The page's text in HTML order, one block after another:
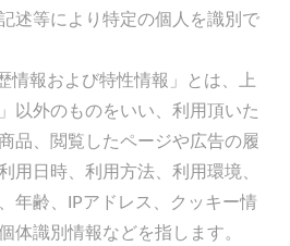
述等により特定の個人を識別で
情報および特性情報」とは、上
以外のものをいい、利用頂いた
品、閲覧したページや広告の履
用日時、利用方法、利用環境、
年齢、IPアドレス、クッキー情
体識別情報などを指します。